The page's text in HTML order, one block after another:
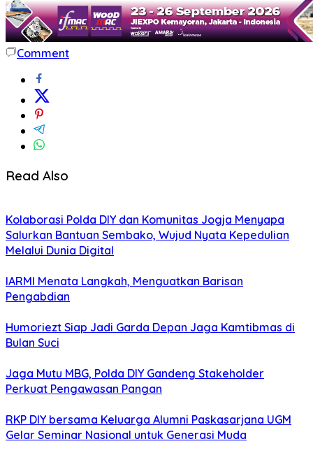
Comment
Read Also
Kolaborasi Polda DIY dan Komunitas Jogja Menyapa
Salurkan Bantuan Sembako, Wujud Nyata Kepedulian
Melalui Dunia Digital
IARMI Menata Langkah, Menguatkan Barisan
Pengabdian
Humoriezt Siap Jadi Garda Depan Jaga Kamtibmas di
Bulan Suci
Jaga Mutu MBG, Polda DIY Gandeng Stakeholder
Perkuat Pengawasan Pangan
RKP DIY bersama Keluarga Alumni Paskasarjana UGM
Gelar Seminar Nasional untuk Generasi Muda